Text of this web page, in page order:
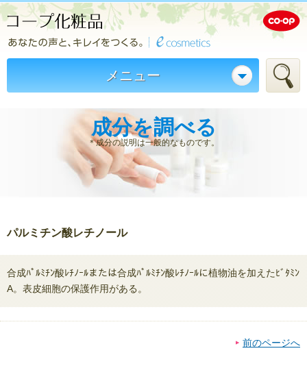
メニュー
成分を調べる
＊成分の説明は一般的なものです。
パルミチン酸レチノール
合成ﾊﾟﾙﾐﾁﾝ酸ﾚﾁﾉｰﾙまたは合成ﾊﾟﾙﾐﾁﾝ酸ﾚﾁﾉｰﾙに植物油を加えたﾋﾞﾀﾐﾝ
A。表皮細胞の保護作用がある。
前のページへ